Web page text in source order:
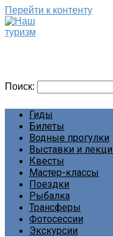
Перейти к контенту
Поиск:
Гиды
Билеты
Водные прогулки
Выставки и
Квесты
Мастер-классы
Поездки
Рыбалка
Трансферы
Фотосессии
Экскурсии